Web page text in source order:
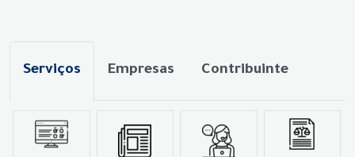
Serviços Empresas Contribuinte